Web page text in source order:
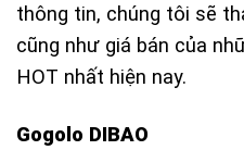
thông tin, chúng tôi sẽ
cũng như giá bán của
HOT nhất hiện nay.
Gogolo DIBAO